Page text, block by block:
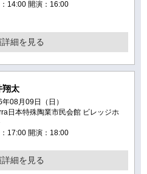
14:00 開演：16:00
細を見る
翔太
08月09日（日）
日本特殊陶業市民会館 ビレッジホ
17:00 開演：18:00
細を見る